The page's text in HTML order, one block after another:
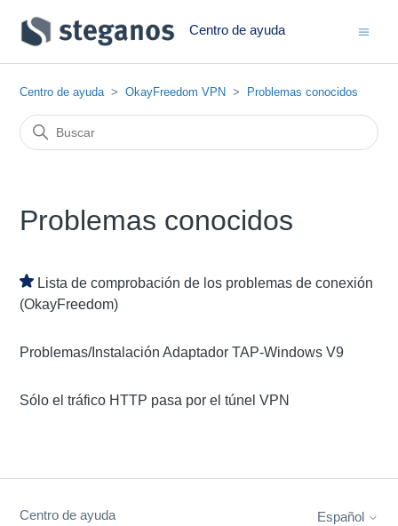
Centro de ayuda
Centro de ayuda OkayFreedom VPN Problemas conocidos
Problemas conocidos
Lista de comprobación de los problemas de conexión
(OkayFreedom)
Problemas/Instalación Adaptador TAP-Windows V9
Sólo el tráfico HTTP pasa por el túnel VPN
Centro de ayuda Español